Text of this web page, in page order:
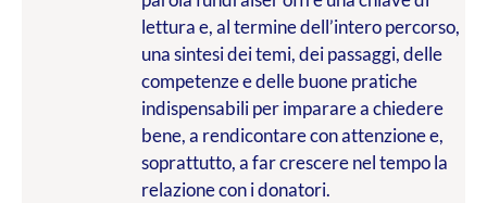
lettura e, al termine dell’intero percorso,
una sintesi dei temi, dei passaggi, delle
competenze e delle buone pratiche
indispensabili per imparare a chiedere
bene, a rendicontare con attenzione e,
soprattutto, a far crescere nel tempo la
relazione con i donatori.